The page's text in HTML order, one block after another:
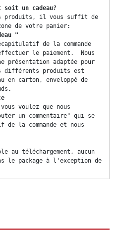
soit un cadeau?
produits, il vous suffit de
de votre panier:
"
de la commande
le paiement.  Nous
présentation adaptée pour
différents produits est
en carton, enveloppé de
voulez que nous
un commentaire" qui se
la commande et nous
au téléchargement, aucun
le package à l'exception de